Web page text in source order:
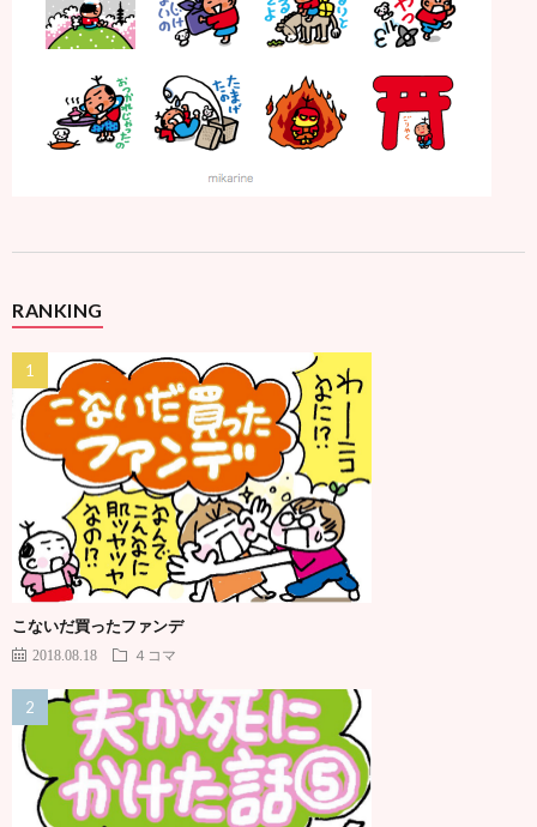
RANKING
こないだ買ったファンデ
2018.08.18 ４コマ